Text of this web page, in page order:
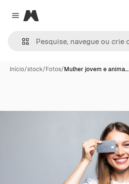
Close menu
Magnific
Início/stock/Fotos/Mulher jovem e anima…